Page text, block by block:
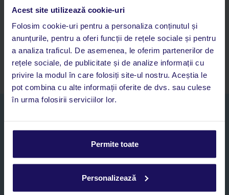
Acest site utilizează cookie-uri
Folosim cookie-uri pentru a personaliza conținutul și
anunțurile, pentru a oferi funcții de rețele sociale și pentru
a analiza traficul. De asemenea, le oferim partenerilor de
rețele sociale, de publicitate și de analize informații cu
privire la modul în care folosiți site-ul nostru. Aceștia le
pot combina cu alte informații oferite de dvs. sau culese
în urma folosirii serviciilor lor.
Permite toate
Personalizează
Cauți rapid vacanțe și hoteluri din toată lumea
Acces la rezervările curente pentru vacanțe și hoteluri, într-o
singură aplicație
Asistență 24/7 prin chat, pe toată durata vacanței
E-MAIL*
Sunt de acord cu prelucrarea datelor mele personale de către TUI